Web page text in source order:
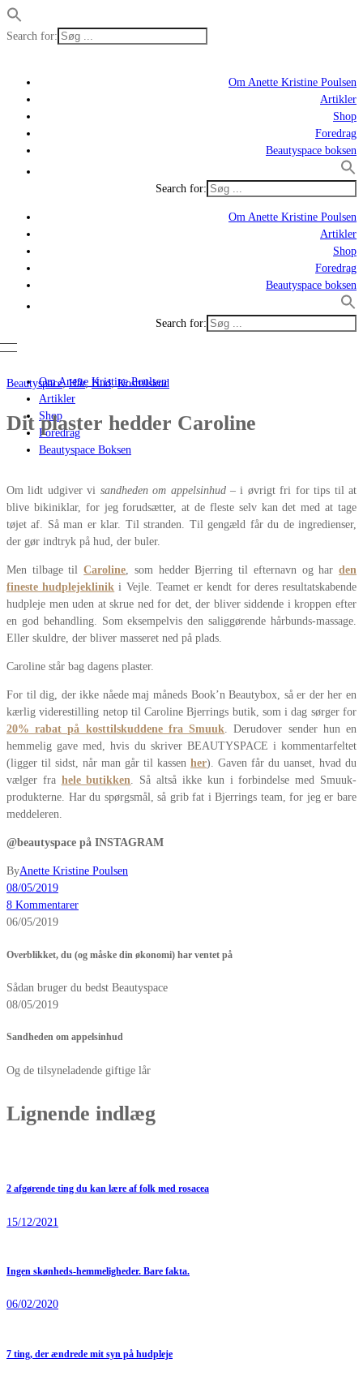
Search for:
Om Anette Kristine Poulsen
Artikler
Shop
Foredrag
Beautyspace boksen
Search for:
Om Anette Kristine Poulsen
Artikler
Shop
Foredrag
Beautyspace boksen
Search for:
Om Anette Kristine Poulsen
Artikler
Shop
Foredrag
Beautyspace Boksen
Beautyspace,Hår,Hud,Kosttilskud
Dit plaster hedder Caroline
Om lidt udgiver vi sandheden om appelsinhud– i øvrigt fri for tips til at
blive bikiniklar, for jeg forudsætter, at de fleste selv kan det med at tage
tøjet af. Så man er klar. Til stranden. Til gengæld får du de ingredienser,
der gør indtryk på hud, der buler.
Men tilbage tilCaroline, som hedder Bjerring til efternavn og harden
fineste hudplejeklinik i Vejle. Teamet er kendt for deres resultatskabende
hudpleje men uden at skrue ned for det, der bliver siddende i kroppen efter
en god behandling. Som eksempelvis den saliggørende hårbunds-massage.
Eller skuldre, der bliver masseret ned på plads.
Caroline står bag dagens plaster.
For til dig, der ikke nåede maj måneds Book’n Beautybox, så er der her en
kærlig viderestilling netop til Caroline Bjerrings butik, som i dag sørger for
20% rabat på kosttilskuddene fra Smuuk. Derudover sender hun en
hemmelig gave med, hvis du skriver BEAUTYSPACE i kommentarfeltet
(ligger til sidst, når man går til kassen her). Gaven får du uanset, hvad du
vælger fra hele butikken. Så altså ikke kun i forbindelse med Smuuk-
produkterne. Har du spørgsmål, så grib fat i Bjerrings team, for jeg er bare
meddeleren.
@beautyspace på INSTAGRAM
ByAnette Kristine Poulsen
08/05/2019
8 Kommentarer
06/05/2019
Overblikket, du (og måske din økonomi) har ventet på
Sådan bruger du bedst Beautyspace
08/05/2019
Sandheden om appelsinhud
Og de tilsyneladende giftige lår
Lignende indlæg
2 afgørende ting du kan lære af folk med rosacea
15/12/2021
Ingen skønheds-hemmeligheder. Bare fakta.
06/02/2020
7 ting, der ændrede mit syn på hudpleje